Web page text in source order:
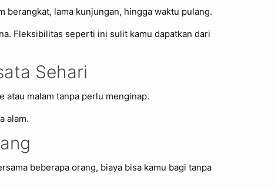
berangkat, lama kunjungan, hingga waktu pulang.
Fleksibilitas seperti ini sulit kamu dapatkan dari
Sehari
atau malam tanpa perlu menginap.
alam.
beberapa orang, biaya bisa kamu bagi tanpa